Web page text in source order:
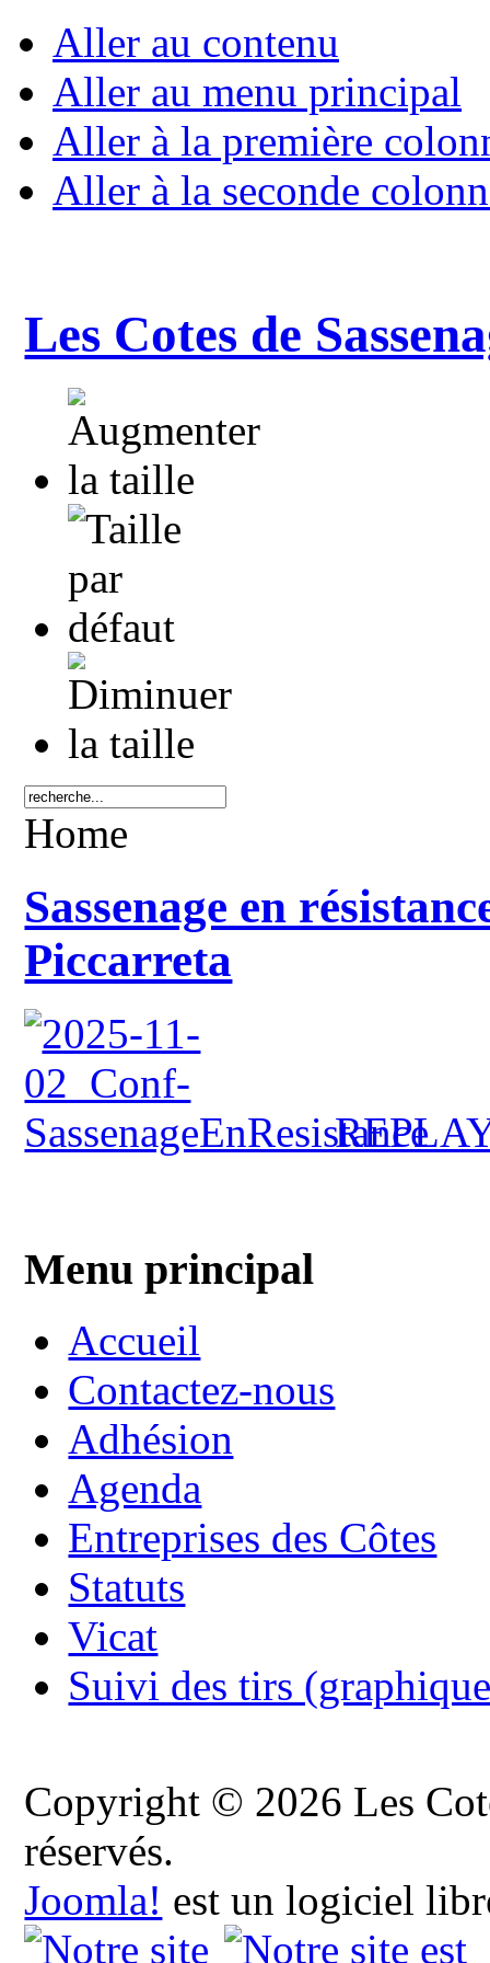
Aller au contenu
Aller au menu principal
Aller à la première
Aller à la seconde
Les Cotes de
Home
Sassenage en
Piccarreta
Menu principal
Accueil
Contactez-nous
Adhésion
Agenda
Entreprises des Côtes
Statuts
Vicat
Suivi des tirs
Copyright © 2026 Les
réservés.
Joomla! est un logiciel